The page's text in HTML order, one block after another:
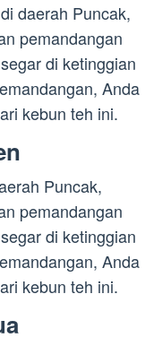
daerah Puncak,
pemandangan
di ketinggian
Anda
kebun teh ini.
Puncak,
pemandangan
di ketinggian
Anda
kebun teh ini.